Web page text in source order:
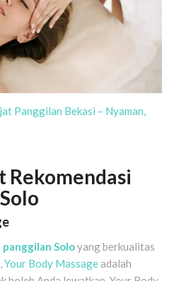
Panggilan Bekasi – Nyaman,
Rekomendasi
Soloyang berkualitas
Your Body Massageadalah